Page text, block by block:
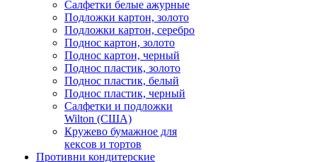
Салфетки белые ажурные
Подложки картон, золото
Подложки картон, серебро
Поднос картон, золото
Поднос картон, черный
Поднос пластик, золото
Поднос пластик, белый
Поднос пластик, черный
Салфетки и подложки
Wilton (США)
Кружево бумажное для
кексов и тортов
Противни кондитерские